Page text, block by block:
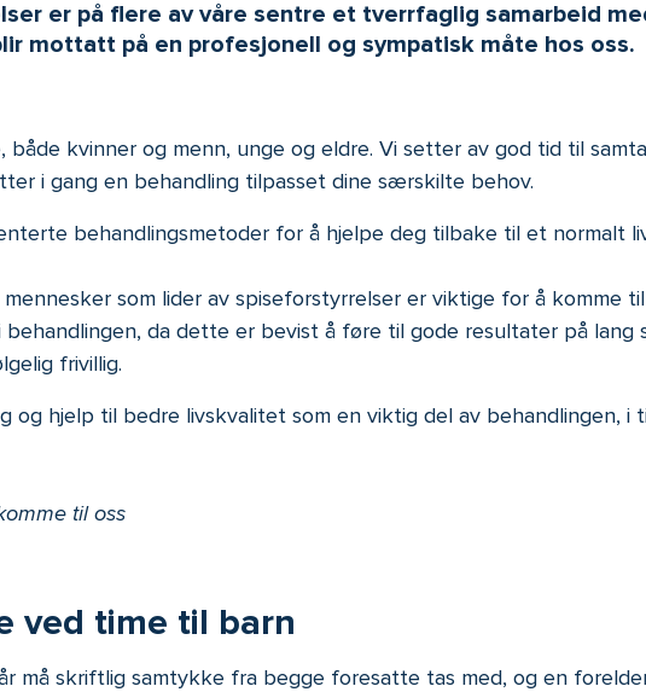
er på flere av våre sentre et tverrfaglig samarbeid
mottatt på en profesjonell og sympatisk måte hos oss.
både kvinner og menn, unge og eldre. Vi setter av god tid til
i gang en behandling tilpasset dine særskilte behov.
behandlingsmetoder for å hjelpe deg tilbake til et normalt
som lider av spiseforstyrrelser er viktige for å komme
behandlingen, da dette er bevist å føre til gode resultater på
frivillig.
og hjelp til bedre livskvalitet som en viktig del av behandlingen,
til oss
ved time til barn
må skriftlig samtykke fra begge foresatte tas med, og en